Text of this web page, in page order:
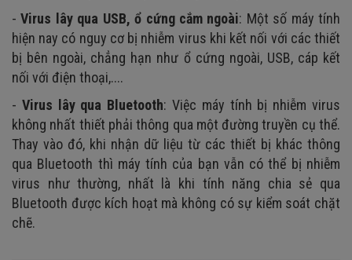
- Virus lây qua USB, ổ cứng cắm ngoài: Một số máy tính
hiện nay có nguy cơ bị nhiễm virus khi kết nối với các thiết
bị bên ngoài, chẳng hạn như ổ cứng ngoài, USB, cáp kết
nối với điện thoại,....
- Virus lây qua Bluetooth: Việc máy tính bị nhiễm virus
không nhất thiết phải thông qua một đường truyền cụ thể.
Thay vào đó, khi nhận dữ liệu từ các thiết bị khác thông
qua Bluetooth thì máy tính của bạn vẫn có thể bị nhiễm
virus như thường, nhất là khi tính năng chia sẻ qua
Bluetooth được kích hoạt mà không có sự kiểm soát chặt
chẽ.